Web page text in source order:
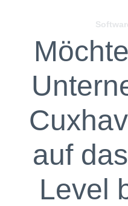
auf
Level